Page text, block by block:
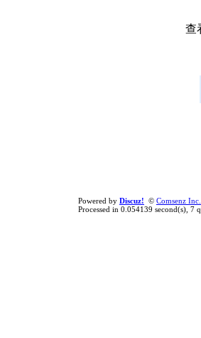
查
Powered by Discuz! © Comsenz Inc.
Processed in 0.054139 second(s), 7